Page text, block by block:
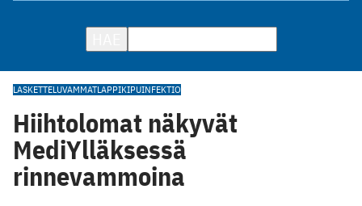
LASKETTELUVAMMATLAPPIKIPUINFEKTIO
Hiihtolomat näkyvät
MediYlläksessä
rinnevammoina